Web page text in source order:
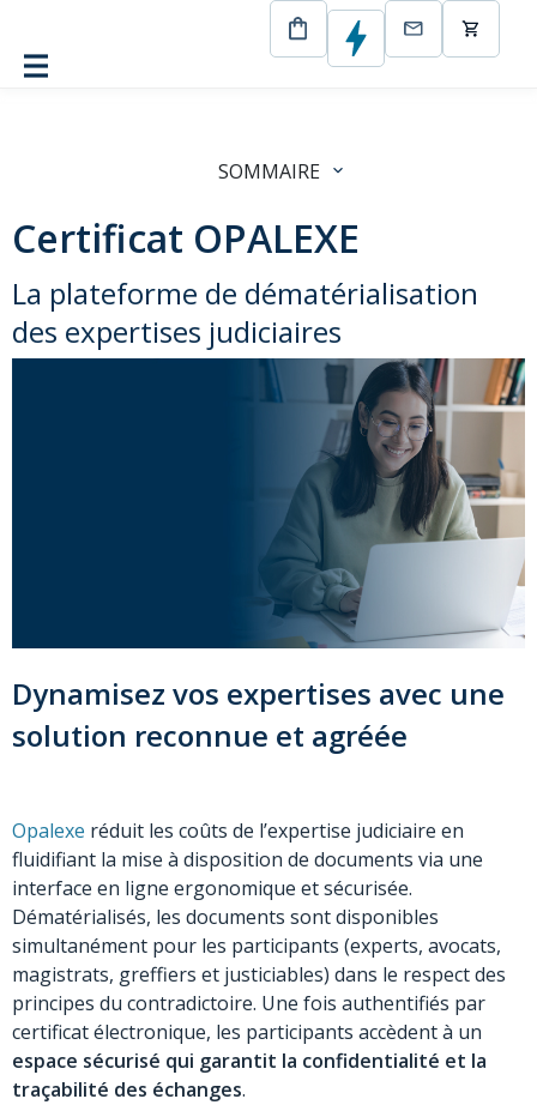
SOMMAIRE
Certificat OPALEXE
La plateforme de dématérialisation
des expertises judiciaires
Dynamisez vos expertises avec une
solution reconnue et agréée
Opalexe réduit les coûts de l’expertise judiciaire en
fluidifiant la mise à disposition de documents via une
interface en ligne ergonomique et sécurisée.
Dématérialisés, les documents sont disponibles
simultanément pour les participants (experts, avocats,
magistrats, greffiers et justiciables) dans le respect des
principes du contradictoire. Une fois authentifiés par
certificat électronique, les participants accèdent à un
espace sécurisé qui garantit la confidentialité et la
traçabilité des échanges.